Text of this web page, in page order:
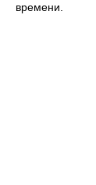
времени.